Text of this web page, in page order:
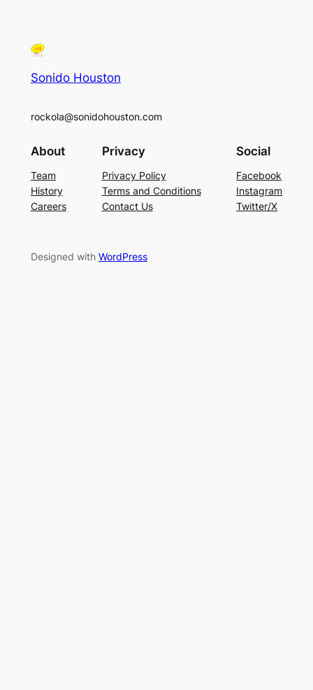
Sonido Houston
rockola@sonidohouston.com
About
Team
History
Careers
Privacy
Privacy Policy
Terms and Conditions
Contact Us
Social
Facebook
Instagram
Twitter/X
Designed with WordPress